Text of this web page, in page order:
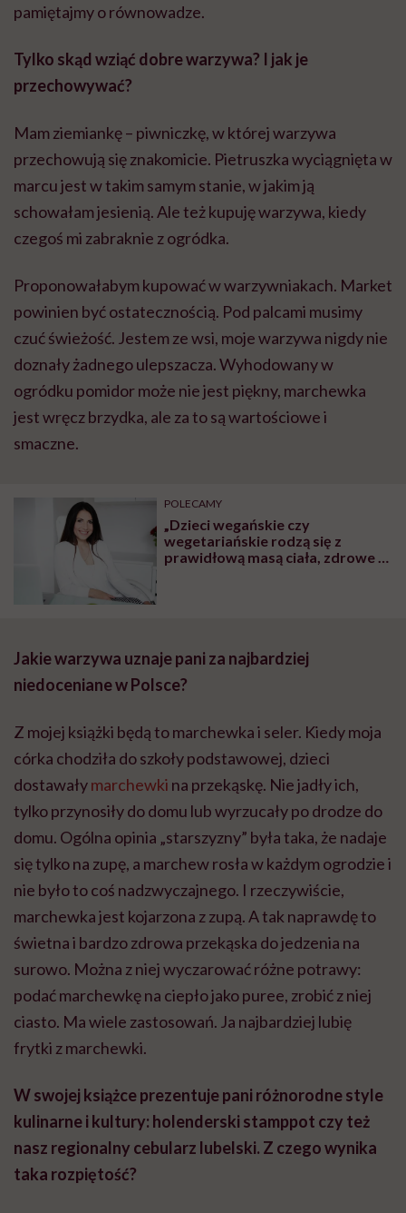
pamiętajmy o równowadze.
Tylko skąd wziąć dobre warzywa? I jak je
przechowywać?
Mam ziemiankę – piwniczkę, w której warzywa
przechowują się znakomicie. Pietruszka wyciągnięta w
marcu jest w takim samym stanie, w jakim ją
schowałam jesienią. Ale też kupuję warzywa, kiedy
czegoś mi zabraknie z ogródka.
Proponowałabym kupować w warzywniakach. Market
powinien być ostatecznością. Pod palcami musimy
czuć świeżość. Jestem ze wsi, moje warzywa nigdy nie
doznały żadnego ulepszacza. Wyhodowany w
ogródku pomidor może nie jest piękny, marchewka
jest wręcz brzydka, ale za to są wartościowe i
smaczne.
POLECAMY
„Dzieci wegańskie czy
wegetariańskie rodzą się z
prawidłową masą ciała, zdrowe i
Jakie warzywa uznaje pani za najbardziej
niedoceniane w Polsce?
Z mojej książki będą to marchewka i seler. Kiedy moja
córka chodziła do szkoły podstawowej, dzieci
dostawałymarchewki na przekąskę. Nie jadły ich,
tylko przynosiły do domu lub wyrzucały po drodze do
domu. Ogólna opinia „starszyzny” była taka, że nadaje
się tylko na zupę, a marchew rosła w każdym ogrodzie i
nie było to coś nadzwyczajnego. I rzeczywiście,
marchewka jest kojarzona z zupą. A tak naprawdę to
świetna i bardzo zdrowa przekąska do jedzenia na
surowo. Można z niej wyczarować różne potrawy:
podać marchewkę na ciepło jako puree, zrobić z niej
ciasto. Ma wiele zastosowań. Ja najbardziej lubię
frytki z marchewki.
W swojej książce prezentuje pani różnorodne style
kulinarne i kultury: holenderski stamppot czy też
nasz regionalny cebularz lubelski. Z czego wynika
taka rozpiętość?